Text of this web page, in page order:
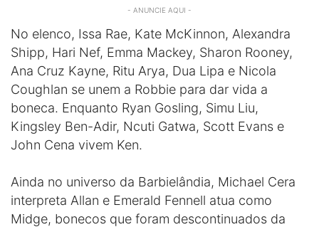
- ANUNCIE AQUI -
No elenco, Issa Rae, Kate McKinnon, Alexandra
Shipp, Hari Nef, Emma Mackey, Sharon Rooney,
Ana Cruz Kayne, Ritu Arya, Dua Lipa e Nicola
Coughlan se unem a Robbie para dar vida a
boneca. Enquanto Ryan Gosling, Simu Liu,
Kingsley Ben-Adir, Ncuti Gatwa, Scott Evans e
John Cena vivem Ken.
Ainda no universo da Barbielândia, Michael Cera
interpreta Allan e Emerald Fennell atua como
Midge, bonecos que foram descontinuados da